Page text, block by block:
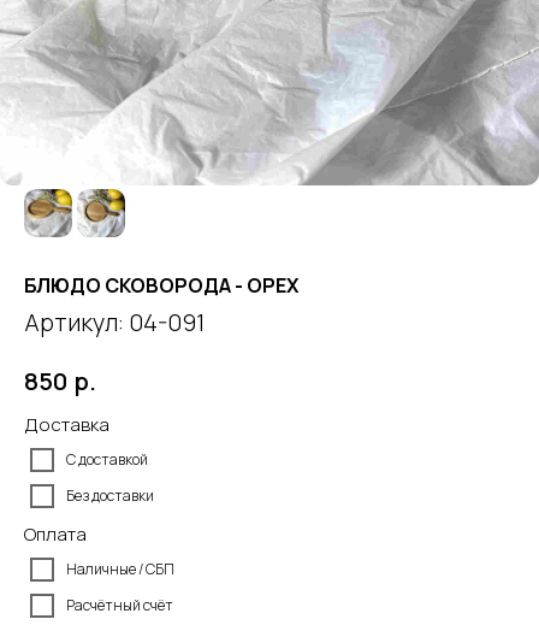
БЛЮДО СКОВОРОДА - ОРЕХ
Артикул: 04-091
850 р.
Доставка
С доставкой
Без доставки
Оплата
Наличные / СБП
Расчётный счёт